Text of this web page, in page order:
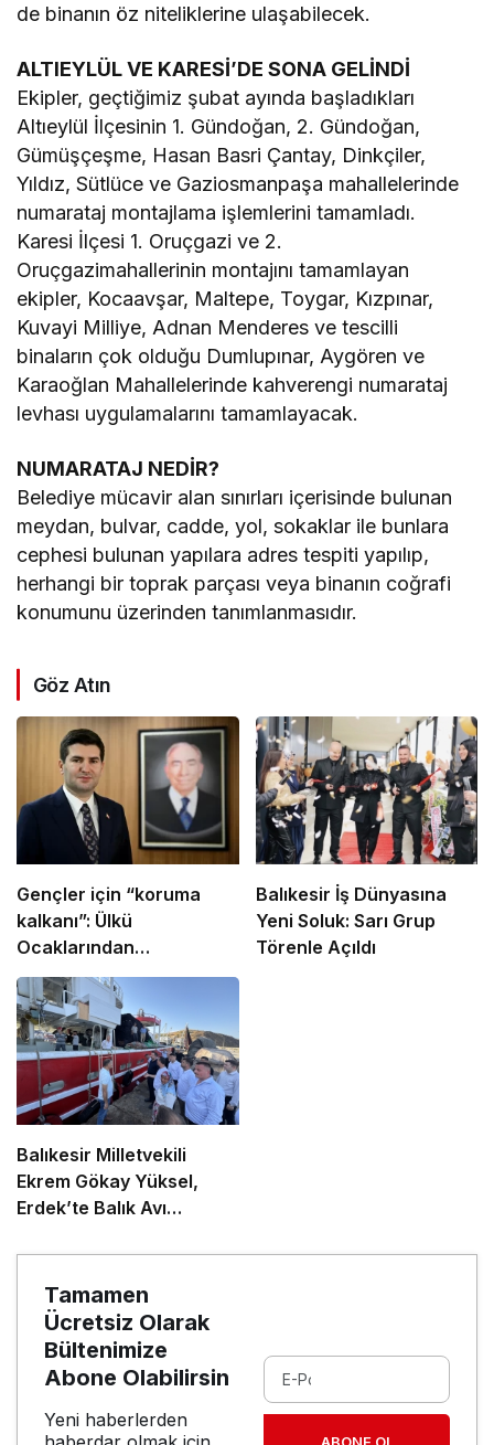
de binanın öz niteliklerine ulaşabilecek.
ALTIEYLÜL VE KARESİ’DE SONA GELİNDİ
Ekipler, geçtiğimiz şubat ayında başladıkları
Altıeylül İlçesinin 1. Gündoğan, 2. Gündoğan,
Gümüşçeşme, Hasan Basri Çantay, Dinkçiler,
Yıldız, Sütlüce ve Gaziosmanpaşa mahallelerinde
numarataj montajlama işlemlerini tamamladı.
Karesi İlçesi 1. Oruçgazi ve 2.
Oruçgazimahallerinin montajını tamamlayan
ekipler, Kocaavşar, Maltepe, Toygar, Kızpınar,
Kuvayi Milliye, Adnan Menderes ve tescilli
binaların çok olduğu Dumlupınar, Aygören ve
Karaoğlan Mahallelerinde kahverengi numarataj
levhası uygulamalarını tamamlayacak.
NUMARATAJ NEDİR?
Belediye mücavir alan sınırları içerisinde bulunan
meydan, bulvar, cadde, yol, sokaklar ile bunlara
cephesi bulunan yapılara adres tespiti yapılıp,
herhangi bir toprak parçası veya binanın coğrafi
konumunu üzerinden tanımlanmasıdır.
Göz Atın
Gençler için “koruma
kalkanı”: Ülkü
Ocaklarından
uyuşturucu ve dijital
bağımlılığa karşı
seferberlik
Balıkesir İş Dünyasına
Yeni Soluk: Sarı Grup
Törenle Açıldı
Balıkesir Milletvekili
Ekrem Gökay Yüksel,
Erdek’te Balık Avı
Bismillah” ile Açtı
Tamamen
Ücretsiz Olarak
Bültenimize
Abone Olabilirsin
Yeni haberlerden